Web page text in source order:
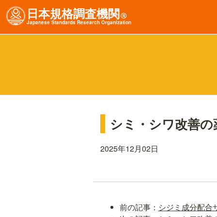
日本規格調査機関Ⓡ
JapaneseStandardsResearchOrganization
シミ・シワ改善
2025年12月02日
前の記事： シジミ成分配合